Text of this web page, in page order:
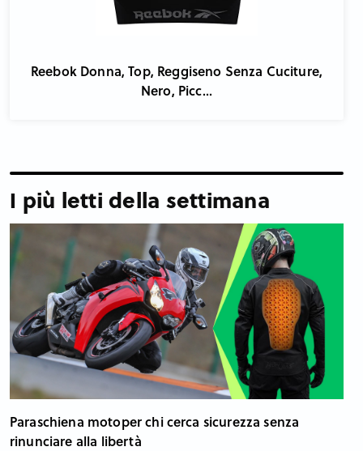
Reebok Donna, Top, Reggiseno Senza Cuciture,
Nero, Picc...
I più letti della settimana
Paraschiena motoper chi cerca sicurezza senza
rinunciare alla libertà